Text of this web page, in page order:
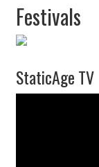
Festivals
StaticAge TV